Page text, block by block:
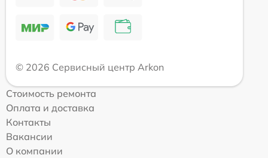
© 2026 Сервисный центр Arkon
Стоимость ремонта
Оплата и доставка
Контакты
Вакансии
О компании